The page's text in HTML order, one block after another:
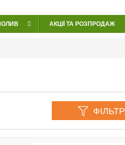
АКЦІЇ ТА РОЗПРОДАЖ
ФІЛЬТР